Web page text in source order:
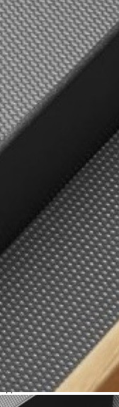
размером 1000 ×
обеспечивает
удерживает
внутри ящика.
от износа, царапин и
закрытии
под
качество
дополнением к